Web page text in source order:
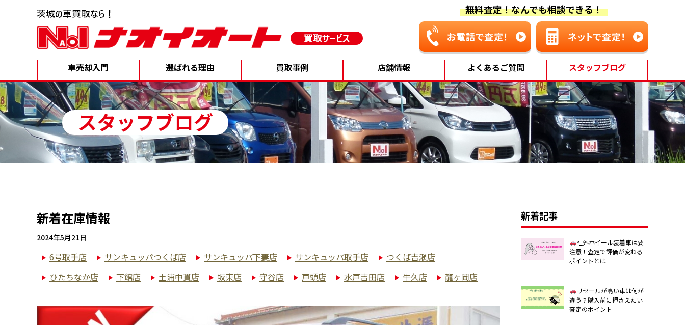
無料査定！なんでも相談できる！
車売却入門 選ばれる理由 買取事例 店舗情報 よくあるご質問 スタッフブログ
スタッフブログ
新着在庫情報
2024年5月21日
6号取手店 サンキュッパつくば店 サンキュッパ下妻店 サンキュッパ取手店
つくば吉瀬店
ひたちなか店
下館店 土浦中貫店 坂東店 守谷店 戸頭店 水戸吉田店 牛久店 龍ヶ岡店
新着記事
社外ホイール装着車は要
注意！査定で評価が変わる
ポイントとは
リセールが高い車は何が
違う？購入前に押さえたい
査定のポイント